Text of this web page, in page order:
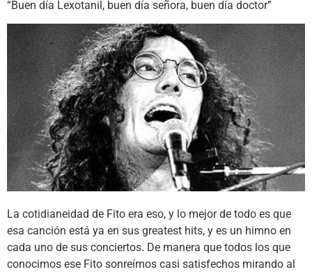
“Buen día Lexotanil, buen día señora, buen día doctor”
La cotidianeidad de Fito era eso, y lo mejor de todo es que
esa canción está ya en sus greatest hits, y es un himno en
cada uno de sus conciertos. De manera que todos los que
conocimos ese Fito sonreímos casi satisfechos mirando al